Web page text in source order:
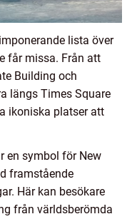
lista över
får missa. Från att
Building och
längs Times Square
ikoniska platser att
en symbol för New
framstående
Här kan besökare
från världsberömda